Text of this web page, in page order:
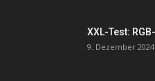
XXL-Test:
9. Dezember 2024